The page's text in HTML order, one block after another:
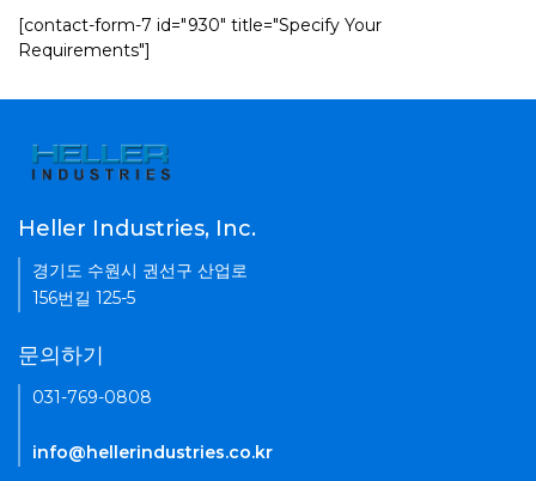
[contact-form-7 id="930" title="Specify Your
Requirements"]
Heller Industries, Inc.
경기도 수원시 권선구 산업로
156번길 125-5
문의하기
031-769-0808
info@hellerindustries.co.kr